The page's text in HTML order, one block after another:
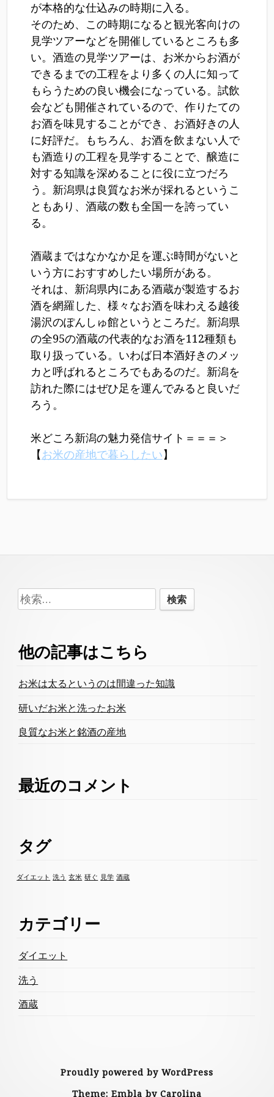
が本格的な仕込みの時期に入る。
そのため、この時期になると観光客向けの
見学ツアーなどを開催しているところも多
い。酒造の見学ツアーは、お米からお酒が
できるまでの工程をより多くの人に知って
もらうための良い機会になっている。試飲
会なども開催されているので、作りたての
お酒を味見することができ、お酒好きの人
に好評だ。もちろん、お酒を飲まない人で
も酒造りの工程を見学することで、醸造に
対する知識を深めることに役に立つだろ
う。新潟県は良質なお米が採れるというこ
ともあり、酒蔵の数も全国一を誇ってい
る。
酒蔵まではなかなか足を運ぶ時間がないと
いう方におすすめしたい場所がある。
それは、新潟県内にある酒蔵が製造するお
酒を網羅した、様々なお酒を味わえる越後
湯沢のぽんしゅ館というところだ。新潟県
の全95の酒蔵の代表的なお酒を112種類も
取り扱っている。いわば日本酒好きのメッ
カと呼ばれるところでもあるのだ。新潟を
訪れた際にはぜひ足を運んでみると良いだ
ろう。
米どころ新潟の魅力発信サイト＝＝＝＞
【お米の産地で暮らしたい】
Footer
Content
検
索:
他の記事はこちら
お米は太るというのは間違った知識
研いだお米と洗ったお米
良質なお米と銘酒の産地
最近のコメント
タグ
ダイエット 洗う 玄米 研ぐ 見学 酒蔵
カテゴリー
ダイエット
洗う
酒蔵
Proudly powered by WordPress
Theme: Embla by Carolina